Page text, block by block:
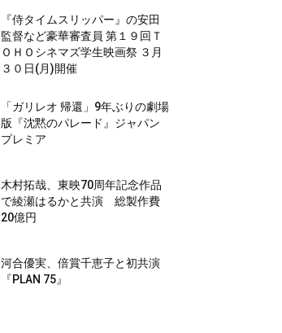
『侍タイムスリッパー』の安田
監督など豪華審査員 第１９回Ｔ
ＯＨＯシネマズ学生映画祭 ３月
３０日(月)開催
「ガリレオ 帰還」9年ぶりの劇場
版『沈黙のパレード』ジャパン
プレミア
木村拓哉、東映70周年記念作品
で綾瀬はるかと共演 総製作費
20億円
河合優実、倍賞千恵子と初共演
『PLAN 75』